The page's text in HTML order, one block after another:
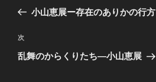
ビ
ゲ
の
稿
小山恵展ー存在のありかの行方
次
の
次
乱舞のからくりたち―小山恵展